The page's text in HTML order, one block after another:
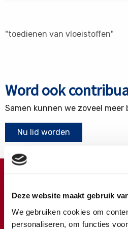
Deze website maakt gebruik
We gebruiken cookies om
personaliseren, om functies
"toedienen van vloeistoffen"
Word ook
Samen kunnen we zoveel meer
Nu lid worden
Meer weten over wat we met
Klik hier